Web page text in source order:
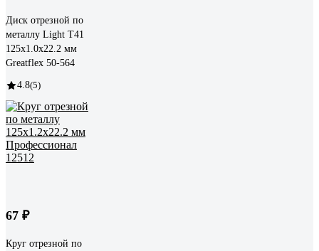
Диск отрезной по
металлу Light T41
125x1.0x22.2 мм
Greatflex 50-564
4.8(5)
67 ₽
Круг отрезной по